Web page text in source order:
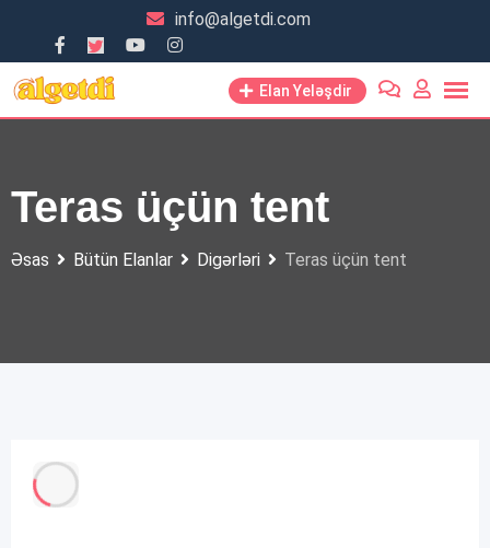
content
info@algetdi.com
Elan Yeləşdir
Teras üçün tent
Əsas Bütün Elanlar Digərləri Teras üçün tent